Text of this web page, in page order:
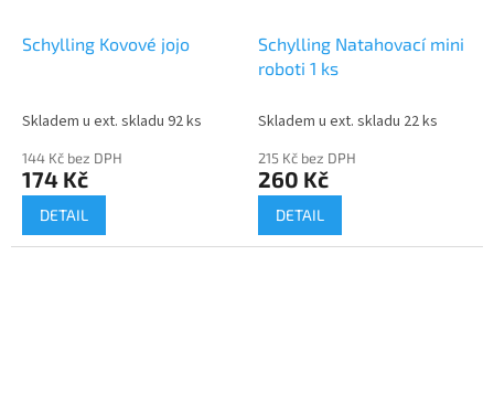
Schylling Kovové jojo
Skladem u ext. skladu 92 ks
144 Kč bez DPH
174 Kč
DETAIL
Schylling Natahovací mini
roboti 1 ks
Skladem u ext. skladu 22 ks
215 Kč bez DPH
260 Kč
DETAIL